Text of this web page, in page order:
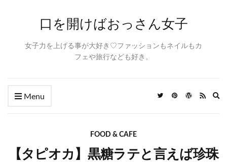
口を開けばおっさん女子
女子力を上げる事が大好き♡ファッションもネイルもカ
フェや旅行なども好き。
Menu
FOOD & CAFE
【タピオカ】黒糖ラテと言えば珍珠